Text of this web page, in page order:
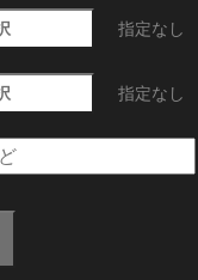
指定なし
指定なし